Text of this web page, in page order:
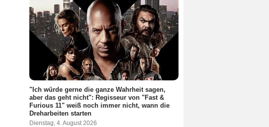
"Ich würde gerne die ganze Wahrheit sagen,
aber das geht nicht": Regisseur von "Fast &
Furious 11" weiß noch immer nicht, wann die
Dreharbeiten starten
Dienstag, 4. August 2026